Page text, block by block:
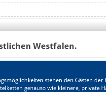
Westfalen.
stehen den Gästen der
genauso wie kleinere, private